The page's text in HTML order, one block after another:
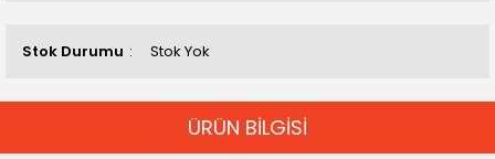
Stok Durumu Stok Yok
ÜRÜN BİLGİSİ